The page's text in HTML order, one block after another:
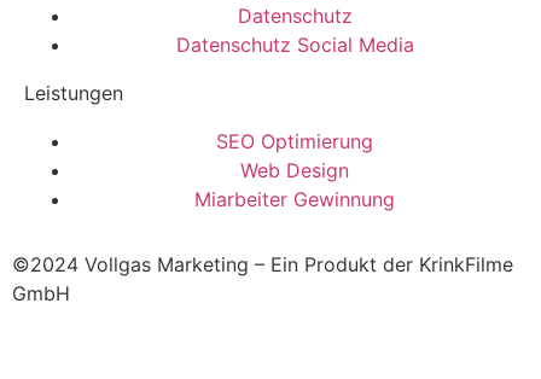
Datenschutz
Datenschutz Social Media
Leistungen
SEO Optimierung
Web Design
Miarbeiter Gewinnung
©2024 Vollgas Marketing – Ein Produkt der KrinkFilme
GmbH